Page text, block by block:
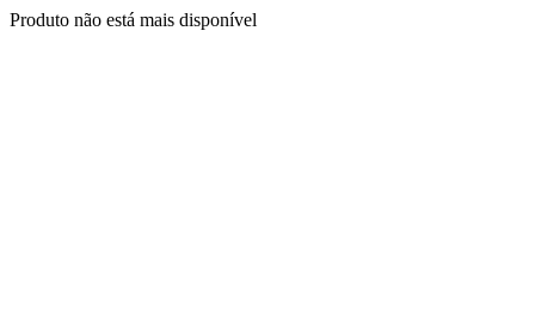
Produto não está mais disponível